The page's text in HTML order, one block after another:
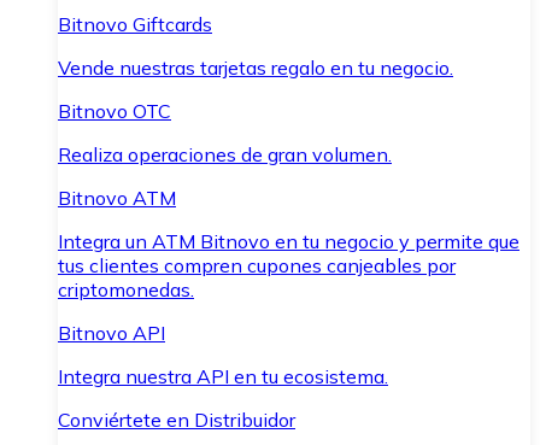
Bitnovo Giftcards
Vende nuestras tarjetas regalo en tu negocio.
Bitnovo OTC
Realiza operaciones de gran volumen.
Bitnovo ATM
Integra un ATM Bitnovo en tu negocio y permite que
tus clientes compren cupones canjeables por
criptomonedas.
Bitnovo API
Integra nuestra API en tu ecosistema.
Conviértete en Distribuidor